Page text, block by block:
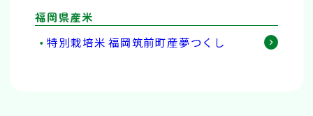
福岡県産米
特別栽培米 福岡筑前町産夢つくし